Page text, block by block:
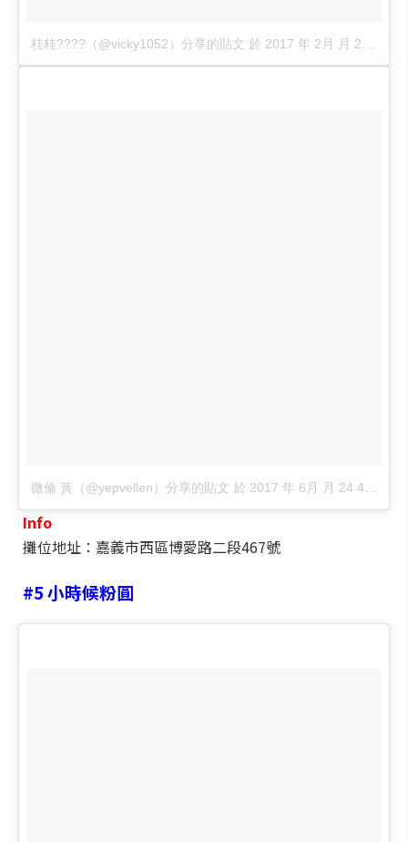
桂桂????（@vicky1052）分享的貼文 於 2017 年 2月 月 28 5:31上午 PST
微倫 黃（@yepvellen）分享的貼文 於 2017 年 6月 月 24 4:02上午 PDT
Info
攤位地址：嘉義市西區博愛路二段467號
#5小時候粉圓